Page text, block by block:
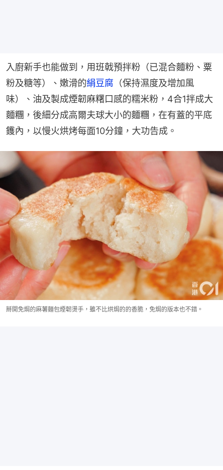
入廚新手也能做到，用班戟預拌粉（已混合麵粉、粟
粉及糖等）、嫩滑的絹豆腐 （保持濕度及增加風
味）、油及製成煙韌麻糬口感的糯米粉，4合1拌成大
麵糰，後細分成高爾夫球大小的麵糰，在有蓋的平底
鑊內，以慢火烘烤每面10分鐘，大功告成。
掰開免焗的麻薯麵包煙韌燙手，雖不比烘焗的的香脆，免焗的版本也不錯。